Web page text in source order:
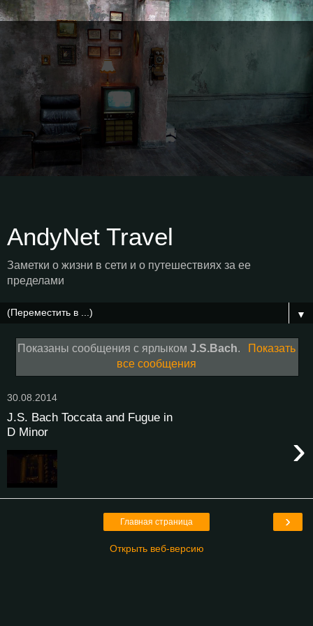
AndyNet Travel
Заметки о жизни в сети и о путешествиях за ее
пределами
▼
Показаны сообщения с ярлыкомJ.S.Bach.
Показать
все сообщения
30.08.2014
J.S. Bach Toccata and Fugue in
D Minor
›
›
Главная страница
Открыть веб-версию